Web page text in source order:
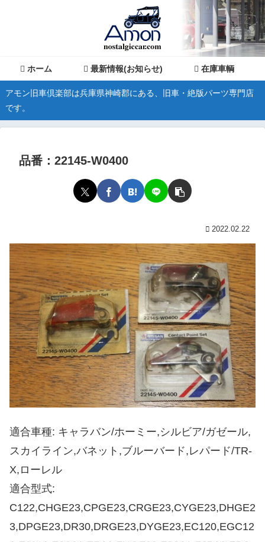
ホーム 最新情報(お知らせ) 在庫車輌
アモン旧車倶楽部は兵庫県神崎郡にある、旧車・絶版パーツ専門店
です。
品番：22145-W0400
2022.02.22
適合車種: キャラバン/ホーミー,シルビア/ガゼール,
スカイライン,バネット,ブルーバード,レパード/TR-
X,ローレル
適合型式:
C122,CHGE23,CPGE23,CRGE23,CYGE23,DHGE2
3,DPGE23,DR30,DRGE23,DYGE23,EC120,EGC12